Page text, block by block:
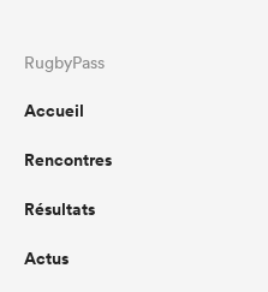
RugbyPass
Accueil
Rencontres
Résultats
Actus